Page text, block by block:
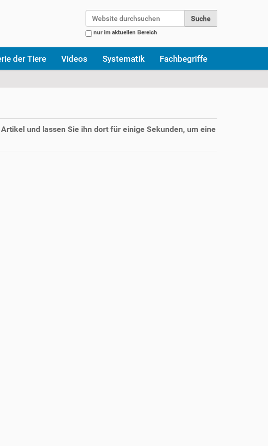
nur im aktuellen Bereich
der Tiere Videos Systematik Fachbegriffe
und lassen Sie ihn dort für einige Sekunden, um eine